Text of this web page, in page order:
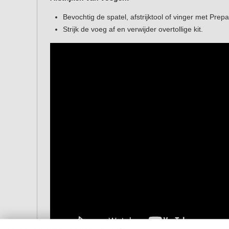
Bevochtig de spatel, afstrijktool of vinger met
Strijk de voeg af en verwijder overtollige kit.